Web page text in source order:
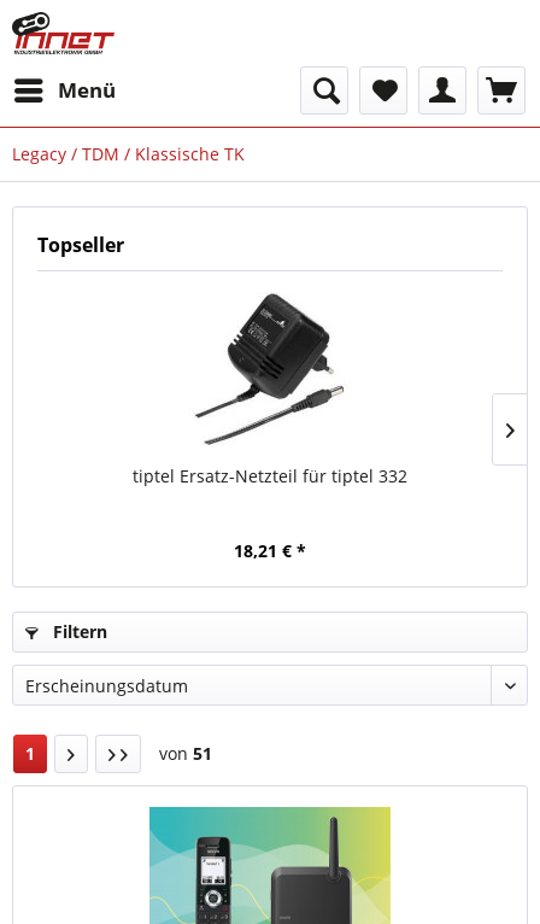
Menü
Legacy / TDM / Klassische TK
Topseller
tiptel Ersatz-Netzteil für tiptel 332
18,21 € *
Filtern
1 von 51